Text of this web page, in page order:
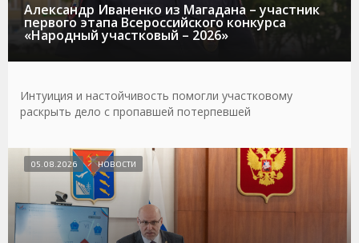
Александр Иваненко из Магадана – участник
первого этапа Всероссийского конкурса
«Народный участковый – 2026»
Интуиция и настойчивость помогли участковому
раскрыть дело с пропавшей потерпевшей
05.08.2026 НОВОСТИ